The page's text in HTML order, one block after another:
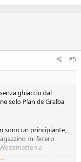
#5
ghiaccio dal
solo Plan de Gralba
sono un principiante,
mi fecero
a
ghiaccio verde... non ti